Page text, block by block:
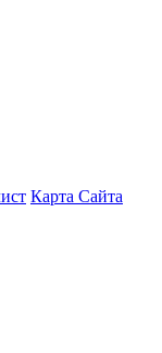
Карта Сайта